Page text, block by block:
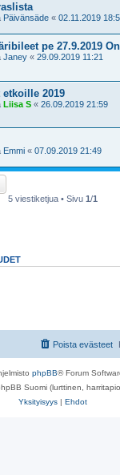
Päivänsäde « 02.11.2019
pe 27.9.2019
Janey « 29.09.2019 11:21
2019
Liisa S « 26.09.2019 21:59
Emmi « 07.09.2019 21:49
5 viestiketjua • Sivu 1 /1
Poista evästeet
phpBB® Forum
Suomi (lurttinen,
Yksityisyys | Ehdot